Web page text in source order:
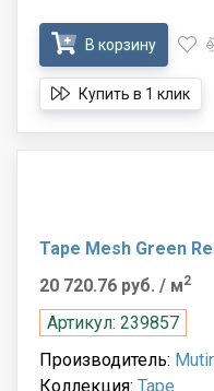
В корзину
Купить в 1 клик
Tape Mesh Green
20 720.76 руб. / м2
Артикул: 239857
Производитель:
Коллекция: Tape